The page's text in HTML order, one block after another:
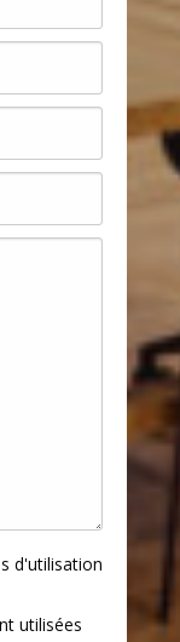
d'utilisation
utilisées